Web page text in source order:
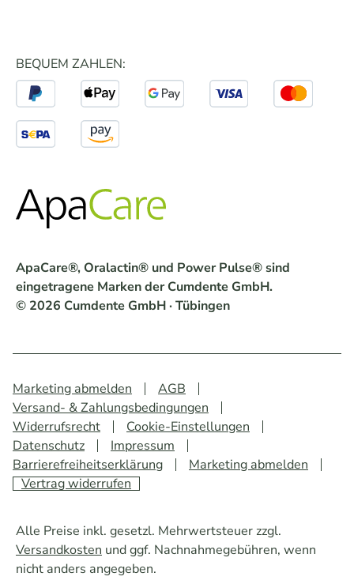
BEQUEM ZAHLEN:
ApaCare®, Oralactin® und Power Pulse® sind
eingetragene Marken der Cumdente GmbH.
© 2026 Cumdente GmbH · Tübingen
Alle Preise inkl. gesetzl. Mehrwertsteuer zzgl.
Versandkosten und ggf. Nachnahmegebühren, wenn
nicht anders angegeben.
Marketing abmelden
AGB
Versand- & Zahlungsbedingungen
Widerrufsrecht
Cookie-Einstellungen
Datenschutz
Impressum
Barrierefreiheitserklärung
Marketing abmelden
Vertrag widerrufen